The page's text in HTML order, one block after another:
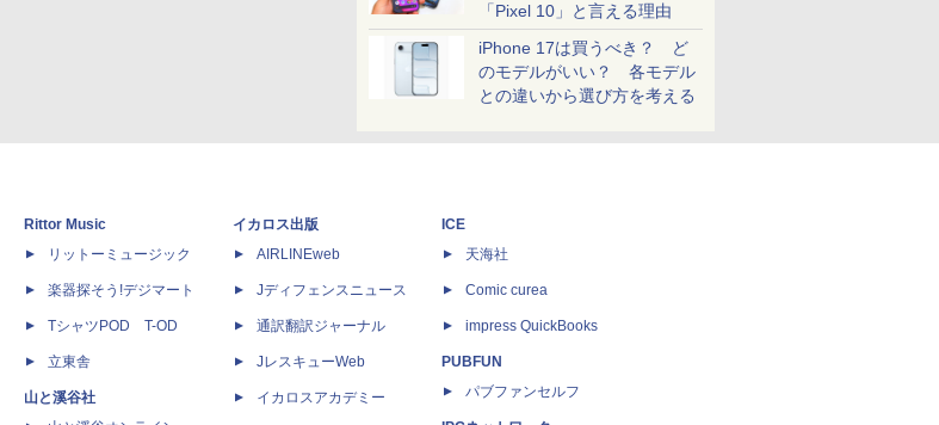
「Pixel 10」と言える理由
iPhone 17は買うべき？ ど
のモデルがいい？ 各モデル
との違いから選び方を考える
Rittor Music
リットーミュージック
楽器探そう!デジマート
TシャツPOD T-OD
立東舎
山と溪谷社
イカロス出版
AIRLINEweb
Jディフェンスニュース
通訳翻訳ジャーナル
JレスキューWeb
イカロスアカデミー
ICE
天海社
Comic curea
impress QuickBooks
PUBFUN
パブファンセルフ